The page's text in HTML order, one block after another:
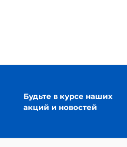
Будьте в курсе наших
акций и новостей